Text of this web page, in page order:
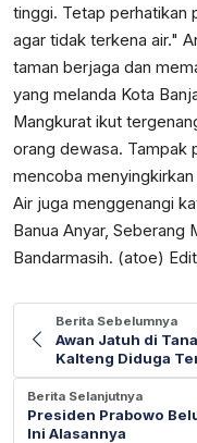
tinggi. Tetap perhatikan
agar tidak terkena air."
taman berjaga dan
yang melanda Kota
Mangkurat ikut
orang dewasa. Tampak
mencoba
Air juga menggenangi
Banua Anyar, Seberang
Bandarmasih. (atoe)
Berita Sebelumnya
Awan Jatuh di
Kalteng Diduga
Berita Selanjutnya
Presiden Prabowo
Ini Alasannya